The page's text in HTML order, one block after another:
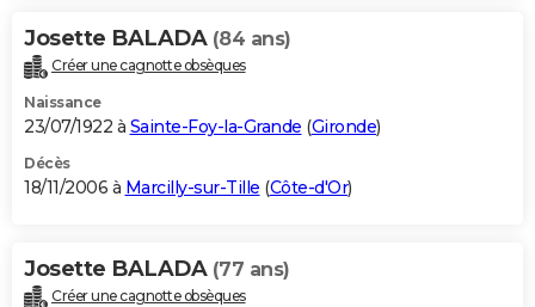
Josette BALADA (84 ans)
Créer une cagnotte obsèques
Naissance
23/07/1922 à Sainte-Foy-la-Grande (Gironde)
Décès
18/11/2006 à Marcilly-sur-Tille (Côte-d'Or)
Josette BALADA (77 ans)
Créer une cagnotte obsèques